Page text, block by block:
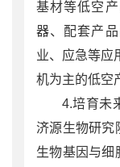
基材等低空
器、配套产
业、应急等应
机为主的低空
4.培育未
济源生物研究
生物基因与细